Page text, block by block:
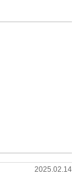
2025.02.14